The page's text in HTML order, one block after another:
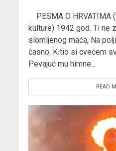
PESMA O HRVATIMA
kulture) 1942 god. Ti ne
slomljenog mača, Na
časno. Kitio si cvećem
Pevajuć mu himne...
READ